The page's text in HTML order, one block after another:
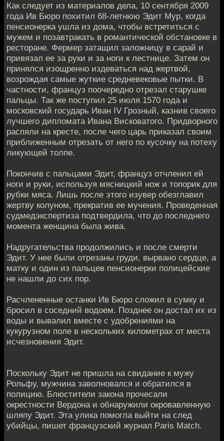
Как следует из материалов дела, 10 сентября 2009
года Ив Бюро похитил 68-летнюю Эдит Мур, когда
пенсионерка ушла из дома, чтобы встретиться с
мужем и позавтракать в романтической обстановке в
ресторане. Фермер затащил заложницу в сарай и
привязал ее за руки и за ноги к лестнице. Затем он
принялся изощренно издеваться над жертвой,
возрождая самые жуткие средневековые пытки. В
частности, француз поочередно отрезал старушке
пальцы. Так же поступил 25 июля 1570 года и
московский государь Иван IV Грозный, казнив своего
лучшего дипломата Ивана Висковатого. Придворного
распяли на кресте, после чего царь приказал своим
приближенным отрезать от него по кусочку на потеху
ликующей толпе.
Покончив с пальцами Эдит, француз отчленил ей
ноги и руки, используя мясницкий нож и топорик для
рубки мяса. Лишь после этого изувер обезглавил
жертву колуном, прекратив ее мучения. Проведенная
судмедэкспертиза подтвердила, что до последнего
момента женщина была жива.
Надругательства продолжились и после смерти
Эдит. У нее были отрезаны груди, вырвано сердце, а
матку и один из пальцев пенсионерки полицейские
не нашли до сих пор.
Расчлененные останки Ив Бюро сложил в сумку и
бросил в соседний водоем. Позднее он достал их из
воды и вывалил вместе с удобрениями на
кукурузном поле в нескольких километрах от места
исчезновения Эдит.
Поскольку Эдит не пришла на свидание к мужу
Рольфу, мужчина заволновался и обратился в
полицию. Блюстители закона прочесали
окрестности Вердона и обнаружили окровавленную
шляпу Эдит. Эта улика помогла выйти на след
убийцы, пишет французский журнал Paris Match.